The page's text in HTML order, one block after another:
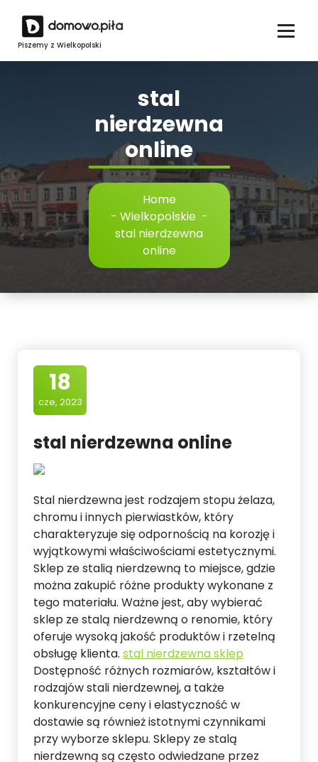
content
Piszemy z Wielkopolski
stal
nierdzewna
online
Home
- Wielkopolskie-
stal nierdzewna
online
18
cze, 2023
stal nierdzewna online
Stal nierdzewna jest rodzajem stopu żelaza,
chromu i innych pierwiastków, który
charakteryzuje się odpornością na korozję i
wyjątkowymi właściwościami estetycznymi.
Sklep ze stalią nierdzewną to miejsce, gdzie
można zakupić różne produkty wykonane z
tego materiału. Ważne jest, aby wybierać
sklep ze stalą nierdzewną o renomie, który
oferuje wysoką jakość produktów i rzetelną
obsługę klienta. stal nierdzewna sklep
Dostępność różnych rozmiarów, kształtów i
rodzajów stali nierdzewnej, a także
konkurencyjne ceny i elastyczność w
dostawie są również istotnymi czynnikami
przy wyborze sklepu. Sklepy ze stalą
nierdzewną są często odwiedzane przez